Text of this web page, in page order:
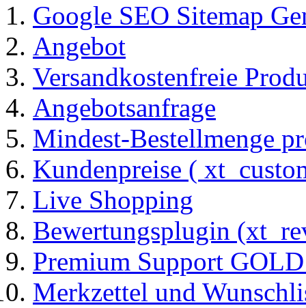
Google SEO Sitemap
Angebot
Versandkostenfreie
Angebotsanfrage
Mindest-Bestellmenge
Kundenpreise (
Live Shopping
Bewertungsplugin
Premium Support
Merkzettel und